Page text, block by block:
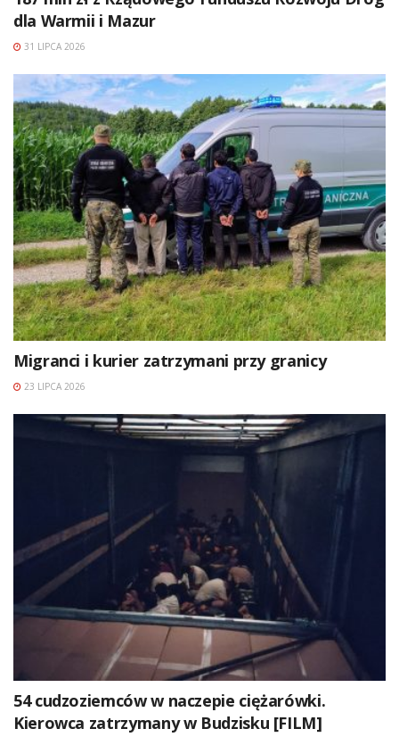
dla Warmii i Mazur
31 LIPCA 2026
Migranci i kurier zatrzymani przy granicy
23 LIPCA 2026
54 cudzoziemców w naczepie ciężarówki.
Kierowca zatrzymany w Budzisku [FILM]